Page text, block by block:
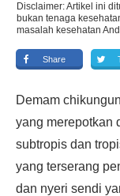
Disclaimer: Artikel ini
bukan tenaga
masalah kesehatan
Share
Demam
yang merepotkan
subtropis dan
yang terserang
dan nyeri sendi